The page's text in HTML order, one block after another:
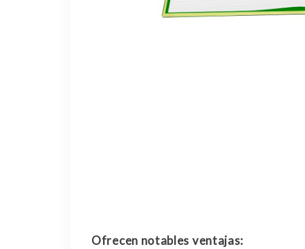
Ofrecen notables ventajas: